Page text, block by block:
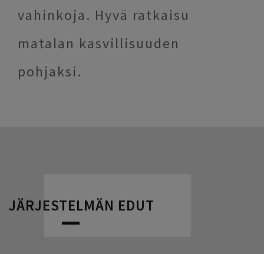
vahinkoja. Hyvä ratkaisu
matalan kasvillisuuden
pohjaksi.
JÄRJESTELMÄN EDUT